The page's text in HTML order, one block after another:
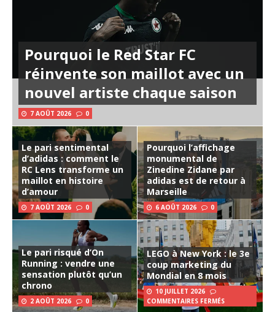
Pourquoi le Red Star FC
réinvente son maillot avec un
nouvel artiste chaque saison
7 AOÛT 2026 0
Le pari sentimental
d’adidas : comment le
RC Lens transforme un
maillot en histoire
d’amour
7 AOÛT 2026 0
Pourquoi l’affichage
monumental de
Zinedine Zidane par
adidas est de retour à
Marseille
6 AOÛT 2026 0
Le pari risqué d’On
Running : vendre une
sensation plutôt qu’un
chrono
2 AOÛT 2026 0
LEGO à New York : le 3e
coup marketing du
Mondial en 8 mois
10 JUILLET 2026
COMMENTAIRES FERMÉS